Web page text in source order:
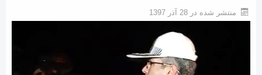
منتشر شده در 28 آذر 1397